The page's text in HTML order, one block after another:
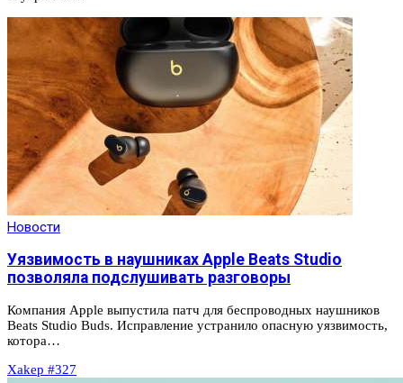
Новости
Уязвимость в наушниках Apple Beats Studio
позволяла подслушивать разговоры
Компания Apple выпустила патч для беспроводных наушников
Beats Studio Buds. Исправление устранило опасную уязвимость,
котора…
Xakep #327